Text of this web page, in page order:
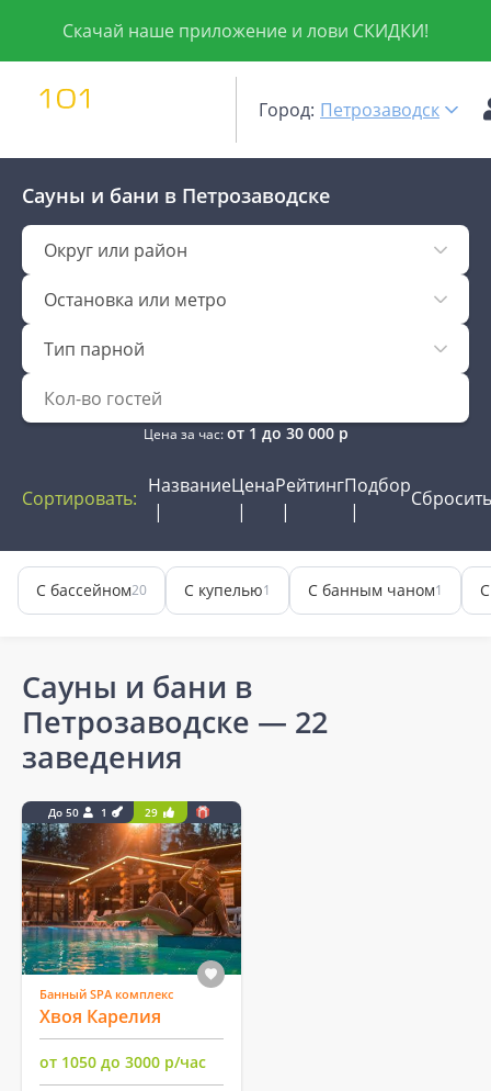
Скачай наше приложение и лови СКИДКИ!
Город: Петрозаводск
Сауны и бани в Петрозаводске
Округ или район
Остановка или метро
Тип парной
Цена за час:от 1 до 30 000р
Сортировать:
НазваниеЦенаРейтингПодбор
Сбросить
С бассейном20 С купелью1 С банным чаном1
Сауны и бани в
Петрозаводске — 22
заведения
До 50 1 29
Банный SPA комплекс
Хвоя Карелия
от 1050 до 3000 р/час